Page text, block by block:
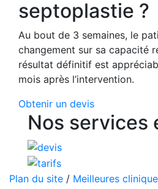
septoplastie ?
Au bout de 3 semaines, le
changement sur sa capacité
résultat définitif est
mois après l’intervention.
Obtenir un devis
Nos services
Plan du site / Meilleures